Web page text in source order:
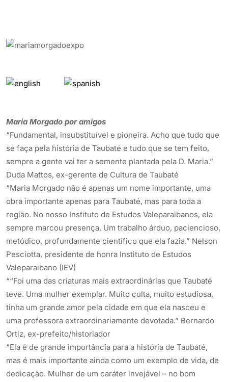
Maria Morgado por amigos
“Fundamental, insubstituível e pioneira. Acho que tudo que
se faça pela história de Taubaté e tudo que se tem feito,
sempre a gente vai ter a semente plantada pela D. Maria.”
Duda Mattos, ex-gerente de Cultura de Taubaté
“Maria Morgado não é apenas um nome importante, uma
obra importante apenas para Taubaté, mas para toda a
região. No nosso Instituto de Estudos Valeparaibanos, ela
sempre marcou presença. Um trabalho árduo, paciencioso,
metódico, profundamente científico que ela fazia.” Nelson
Pesciotta, presidente de honra Instituto de Estudos
Valeparaibano (IEV)
““Foi uma das criaturas mais extraordinárias que Taubaté
teve. Uma mulher exemplar. Muito culta, muito estudiosa,
tinha um grande amor pela cidade em que ela nasceu e
uma professora extraordinariamente devotada.” Bernardo
Ortiz, ex-prefeito/historiador
“Ela é de grande importância para a história de Taubaté,
mas é mais importante ainda como um exemplo de vida, de
dedicação. Mulher de um caráter invejável – no bom